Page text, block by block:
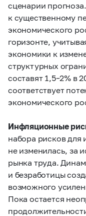
сценарии
к существенному
экономического
горизонте,
экономики к
структурных
составят 1,5–2% в
соответствует
экономического
Инфляционные
набора рисков для
не изменилась, за
рынка труда.
и безработицы
возможного
Пока остается